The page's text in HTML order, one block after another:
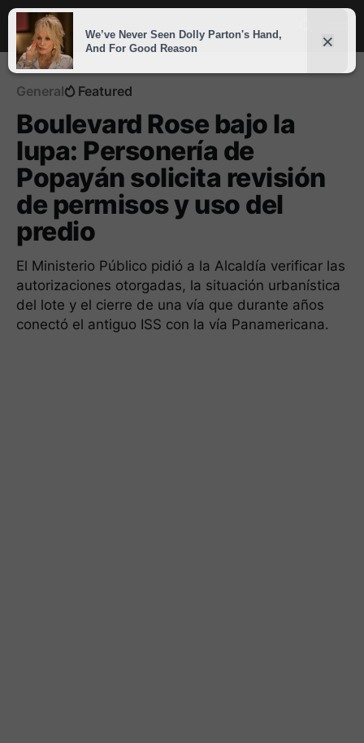
General Featured
Boulevard Rose bajo la
lupa: Personería de
Popayán solicita revisión
de permisos y uso del
predio
El Ministerio Público pidió a la Alcaldía verificar las
autorizaciones otorgadas, la situación urbanística
del lote y el cierre de una vía que durante años
conectó el antiguo ISS con la vía Panamericana.